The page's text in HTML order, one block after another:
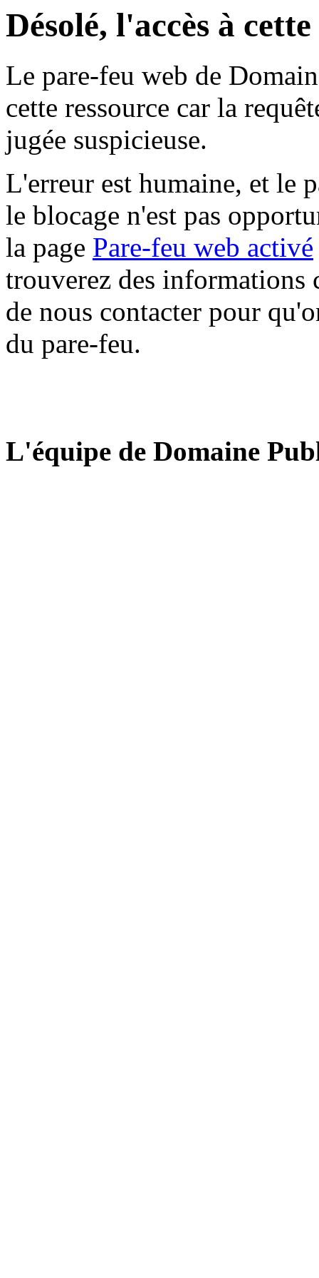
Désolé, l'accès à
Le pare-feu web de
cette ressource car la
jugée suspicieuse.
L'erreur est humaine, et le
le blocage n'est pas
la page Pare-feu web activé
trouverez des informations
de nous contacter pour
du pare-feu.
L'équipe de Domaine